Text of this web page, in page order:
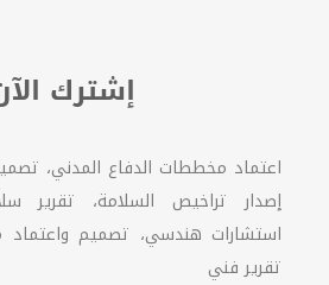
إشترك
اعتماد مخططات الدفاع المدني،
إصدار تراخيص السلامة، تقرير
استشارات هندسي، تصميم
تقرير فني